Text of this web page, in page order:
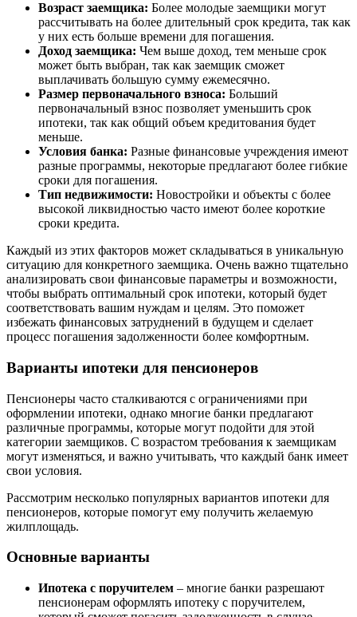
Возраст заемщика: Более молодые заемщики могут
рассчитывать на более длительный срок кредита, так как
у них есть больше времени для погашения.
Доход заемщика: Чем выше доход, тем меньше срок
может быть выбран, так как заемщик сможет
выплачивать большую сумму ежемесячно.
Размер первоначального взноса: Больший
первоначальный взнос позволяет уменьшить срок
ипотеки, так как общий объем кредитования будет
меньше.
Условия банка: Разные финансовые учреждения имеют
разные программы, некоторые предлагают более гибкие
сроки для погашения.
Тип недвижимости: Новостройки и объекты с более
высокой ликвидностью часто имеют более короткие
сроки кредита.
Каждый из этих факторов может складываться в уникальную
ситуацию для конкретного заемщика. Очень важно тщательно
анализировать свои финансовые параметры и возможности,
чтобы выбрать оптимальный срок ипотеки, который будет
соответствовать вашим нуждам и целям. Это поможет
избежать финансовых затруднений в будущем и сделает
процесс погашения задолженности более комфортным.
Варианты ипотеки для пенсионеров
Пенсионеры часто сталкиваются с ограничениями при
оформлении ипотеки, однако многие банки предлагают
различные программы, которые могут подойти для этой
категории заемщиков. С возрастом требования к заемщикам
могут изменяться, и важно учитывать, что каждый банк имеет
свои условия.
Рассмотрим несколько популярных вариантов ипотеки для
пенсионеров, которые помогут ему получить желаемую
жилплощадь.
Основные варианты
Ипотека с поручителем – многие банки разрешают
пенсионерам оформлять ипотеку с поручителем,